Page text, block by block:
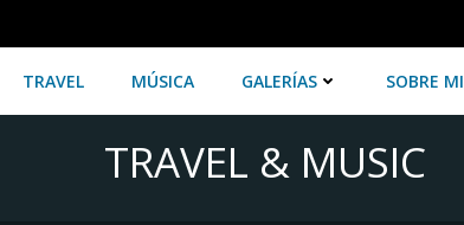
TRAVEL MÚSICA GALERÍAS SOBRE MI
TRAVEL & MUSIC